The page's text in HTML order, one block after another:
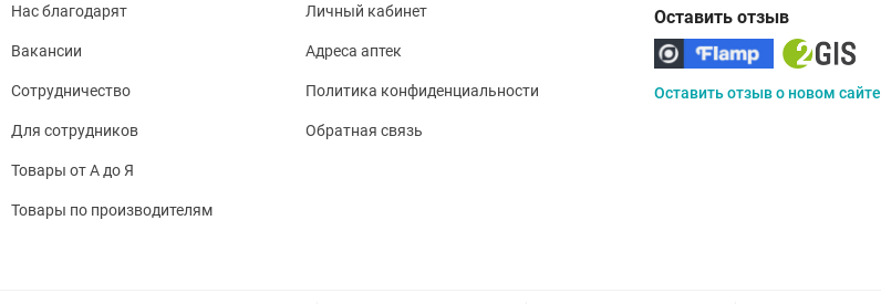
Нас благодарят
Вакансии
Сотрудничество
Для сотрудников
Товары от А до Я
Товары по производителям
Личный кабинет
Адреса аптек
Политика конфиденциальности
Обратная связь
Оставить отзыв
Оставить отзыв о новом сайте